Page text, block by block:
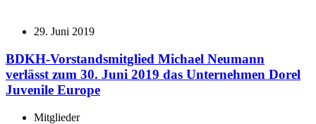
29. Juni 2019
BDKH-Vorstandsmitglied Michael Neumann
verlässt zum 30. Juni 2019 das Unternehmen Dorel
Juvenile Europe
Mitglieder